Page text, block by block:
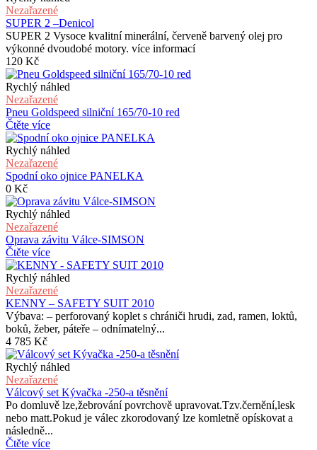
Nezařazené
SUPER 2 –Denicol
SUPER 2 Vysoce kvalitní minerální, červeně barvený olej pro
výkonné dvoudobé motory. více informací
120 Kč
Rychlý náhled
Nezařazené
Pneu Goldspeed silniční 165/70-10 red
Čtěte více
Rychlý náhled
Nezařazené
Spodní oko ojnice PANELKA
0 Kč
Rychlý náhled
Nezařazené
Oprava závitu Válce-SIMSON
Čtěte více
Rychlý náhled
Nezařazené
KENNY – SAFETY SUIT 2010
Výbava: – perforovaný koplet s chrániči hrudi, zad, ramen, loktů,
boků, žeber, páteře – odnímatelný...
4 785 Kč
Rychlý náhled
Nezařazené
Válcový set Kývačka -250-a těsnění
Po domluvě lze,žebrování povrchově upravovat.Tzv.černění,lesk
nebo matt.Pokud je válec zkorodovaný lze komletně opískovat a
následně...
Čtěte více